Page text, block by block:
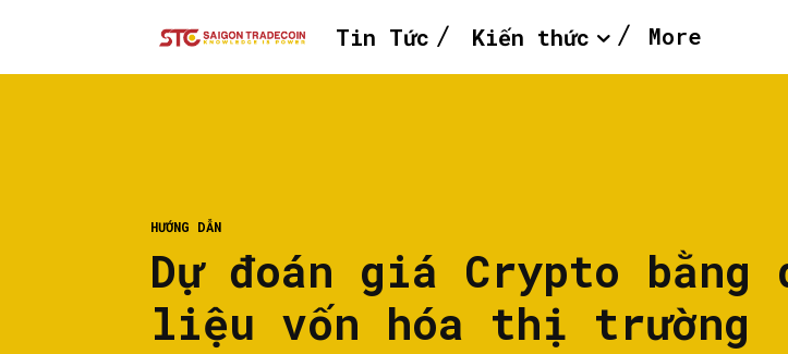
Tin Tức Kiến thức More
HƯỚNG DẪN
Dự đoán giá Crypto bằng
liệu vốn hóa thị trường